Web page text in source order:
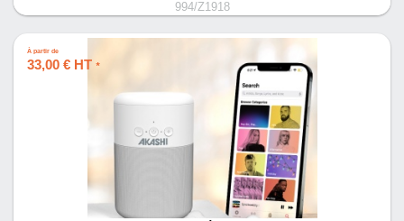
994/Z1918
À partir de
33,00 € HT *